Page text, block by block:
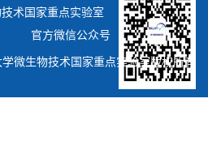
术国家重点实验室
官方微信公众号
微生物技术国家重点实验室版权所有